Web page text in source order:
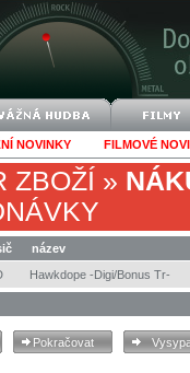
NOVINKY FILMOVÉ
ZBOŽÍ »
název
Hawkdope -Digi/Bonus Tr-